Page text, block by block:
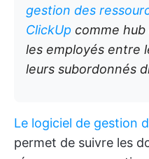
gestion des
ClickUp comme
les employés entre
leurs subordonnés
Le logiciel de gestion
permet de suivre les